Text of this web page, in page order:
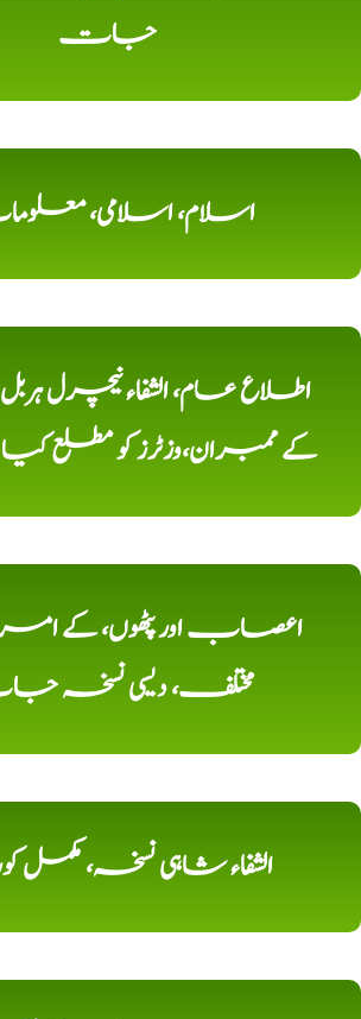
جات
اسلام، اسلامی،
اطلاع عام، الشفاء نیچرل ہربل
کے ممبران،وزٹرز کو مطلع
اعصاب اور پٹھوں، کے
مختلف، دیسی نسخہ
الشفاء شاہی نسخہ،